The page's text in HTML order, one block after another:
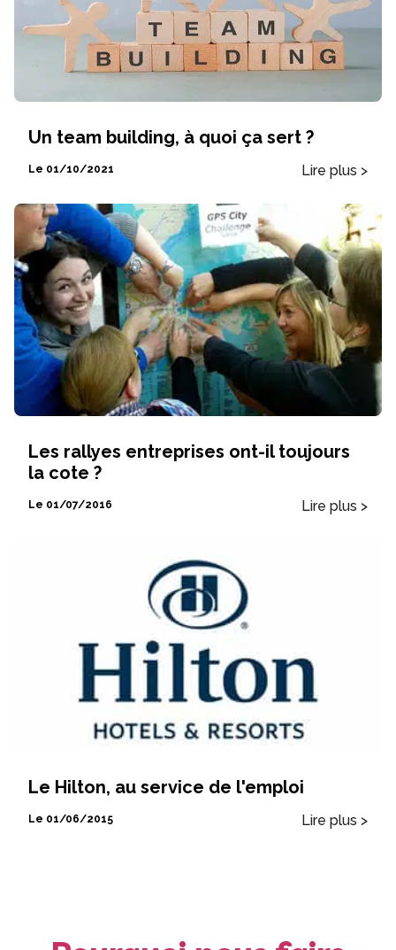
Un team building, à quoi ça sert ?
Le 01/10/2021 Lire plus >
Les rallyes entreprises ont-il toujours
la cote ?
Le 01/07/2016 Lire plus >
Le Hilton, au service de l'emploi
Le 01/06/2015 Lire plus >